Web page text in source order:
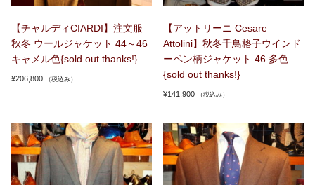
【チャルディCIARDI】注文服
秋冬 ウールジャケット 44～46
キャメル色{sold out thanks!}
¥206,800 （税込み）
【アットリーニ Cesare
Attolini】秋冬千鳥格子ウインド
ーペン柄ジャケット 46 多色
{sold out thanks!}
¥141,900 （税込み）